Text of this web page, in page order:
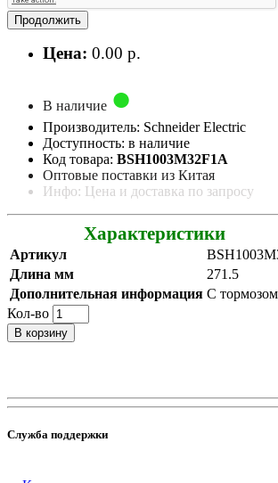
Продолжить
Цена: 0.00 р.
В наличие
Производитель: Schneider Electric
Доступность: в наличие
Код товара: BSH1003M32F1A
Оптовые поставки из Китая
Инфо: Цена и доставка по запросу
Характеристики
Артикул
Длина мм
271.5
Дополнительная информация С
Кол-во
В корзину
Служба поддержки